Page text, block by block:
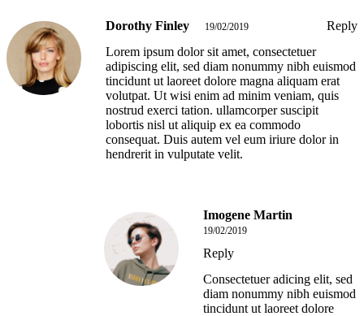
Dorothy Finley 19/02/2019
Lorem ipsum dolor sit amet, consectetuer
adipiscing elit, sed diam nonummy nibh euismod
tincidunt ut laoreet dolore magna aliquam erat
volutpat. Ut wisi enim ad minim veniam, quis
nostrud exerci tation. ullamcorper suscipit
lobortis nisl ut aliquip ex ea commodo
consequat. Duis autem vel eum iriure dolor in
hendrerit in vulputate velit.
Reply
Imogene Martin
19/02/2019
Consectetuer adicing elit, sed
diam nonummy nibh euismod
tincidunt ut laoreet dolore
Reply